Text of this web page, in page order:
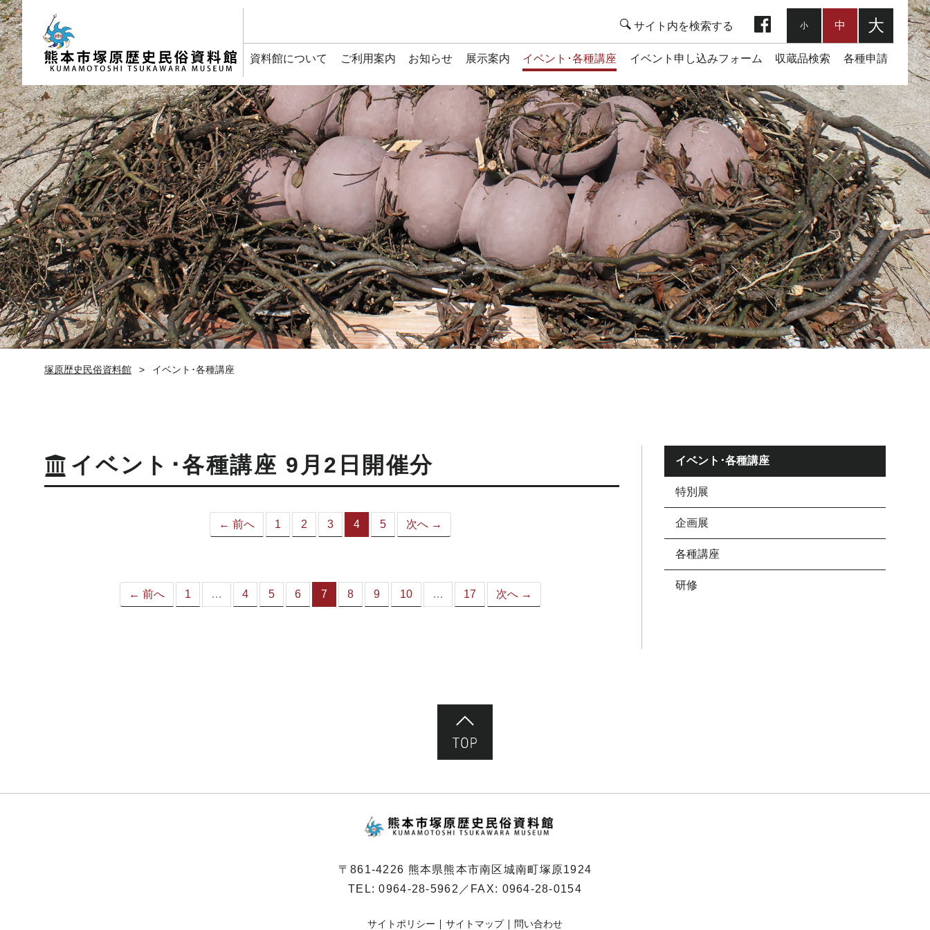
資料館について ご利用案内 お知らせ 展示案内 イベント･各種講座 イベント申し込みフォーム 収蔵品検索 各種申請
小 中 大
塚原歴史民俗資料館 イベント･各種講座
イベント･各種講座 9月2日開催分
← 前へ 1 2 3 4
（こ
ジ）
5 次へ →
← 前へ 1 … 4 5 6 7
（こ
8 9 10 … 17 次へ →
イベント･各種講座
特別展
企画展
各種講座
研修
〒861-4226 熊本県熊本市南区城南町塚原1924
TEL:0964-28-5962 ／FAX: 0964-28-0154
サイトポリシー サイトマップ 問い合わせ